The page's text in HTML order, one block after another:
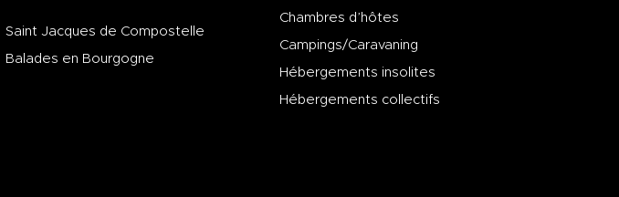
Saint Jacques de Compostelle
Balades en Bourgogne
Chambres d’hôtes
Campings/Caravaning
Hébergements insolites
Hébergements collectifs